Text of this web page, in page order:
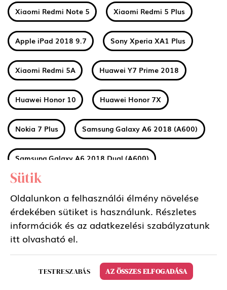
Xiaomi Redmi Note 5 Xiaomi Redmi 5 Plus
Apple iPad 2018 9.7 Sony Xperia XA1 Plus
Xiaomi Redmi 5A Huawei Y7 Prime 2018
Huawei Honor 10 Huawei Honor 7X
Nokia 7 Plus Samsung Galaxy A6 2018 (A600)
Samsung Galaxy A6 2018 Dual (A600)
Samsung Galaxy A6 Plus 2018 Dual (A605)
Huawei MediaPad M5 8.4 WIFI
Sütik
Oldalunkon a felhasználói élmény növelése
érdekében sütiket is használunk. Részletes
információk és az adatkezelési szabályzatunk
itt olvasható el.
TESTRESZABÁS AZ ÖSSZES ELFOGADÁSA